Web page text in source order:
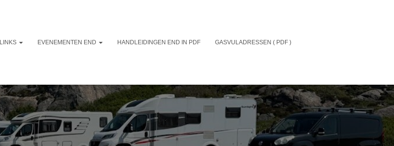
LINKS EVENEMENTEN END HANDLEIDINGEN END IN PDF GASVULADRESSEN ( PDF )